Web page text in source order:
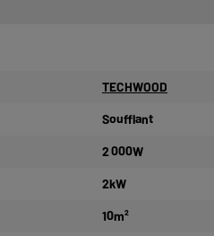
TECHWOOD
Soufflant
2 000W
2kW
10m²